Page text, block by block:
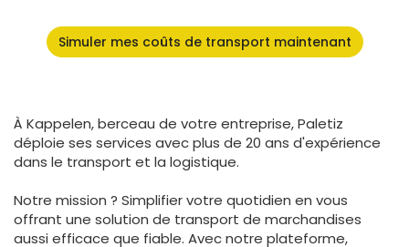
Simuler mes coûts de transport maintenant
À Kappelen, berceau de votre entreprise, Paletiz
déploie ses services avec plus de 20 ans d'expérience
dans le transport et la logistique.
Notre mission ? Simplifier votre quotidien en vous
offrant une solution de transport de marchandises
aussi efficace que fiable. Avec notre plateforme,